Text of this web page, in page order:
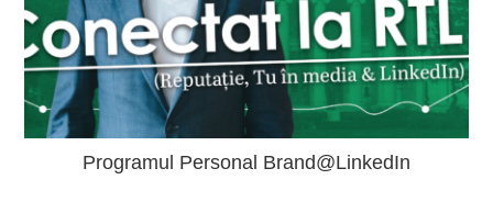
Programul Personal Brand@LinkedIn